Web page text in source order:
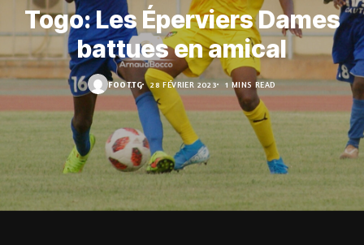
Togo: Les Éperviers Dames
battues en amical
FOOT.TG 28 FÉVRIER 2023 1 MINS READ